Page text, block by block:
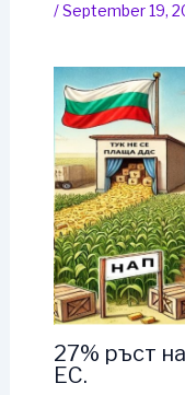
/September 19,
27% ръст
ЕС.